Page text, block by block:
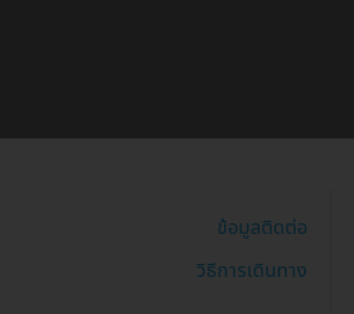
ข้อมูลติดต่อ
วิธีการเดินทาง